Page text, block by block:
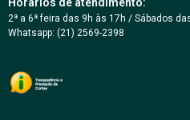
2ª a 6ª feira das 9h às 17h / Sábados
Whatsapp: (21) 2569-2398